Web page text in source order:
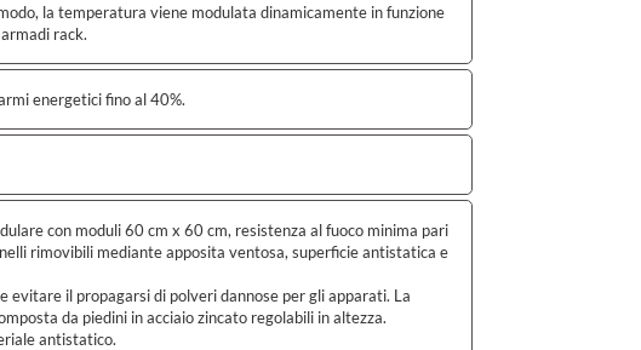
la temperatura viene modulata dinamicamente in funzione
rack.
energetici fino al 40%.
con moduli 60 cm x 60 cm, resistenza al fuoco minima pari
rimovibili mediante apposita ventosa, superficie antistatica e
il propagarsi di polveri dannose per gli apparati. La
da piedini in acciaio zincato regolabili in altezza.
antistatico.